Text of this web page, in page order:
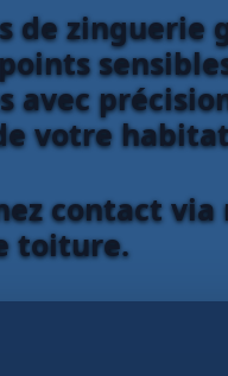
de zinguerie
avec
votre
contact
toiture.